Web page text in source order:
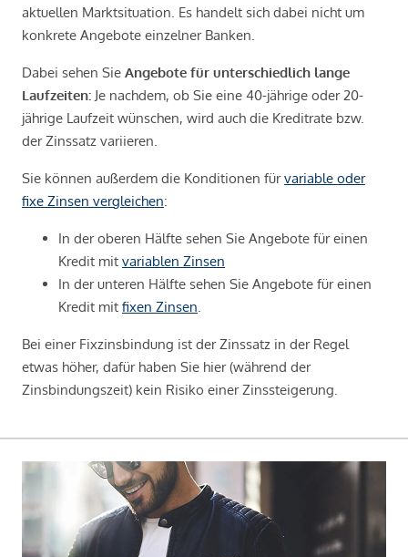
aktuellen Marktsituation. Es handelt sich dabei nicht um
konkrete Angebote einzelner Banken.
Dabei sehen Sie Angebote für unterschiedlich lange
Laufzeiten: Je nachdem, ob Sie eine 40-jährige oder 20-
jährige Laufzeit wünschen, wird auch die Kreditrate bzw.
der Zinssatz variieren.
Sie können außerdem die Konditionen fürvariable oder
fixe Zinsen vergleichen:
In der oberen Hälfte sehen Sie Angebote für einen
Kredit mit variablen Zinsen
In der unteren Hälfte sehen Sie Angebote für einen
Kredit mit fixen Zinsen
Bei einer Fixzinsbindung ist der Zinssatz in der Regel
etwas höher, dafür haben Sie hier (während der
Zinsbindungszeit) kein Risiko einer Zinssteigerung.